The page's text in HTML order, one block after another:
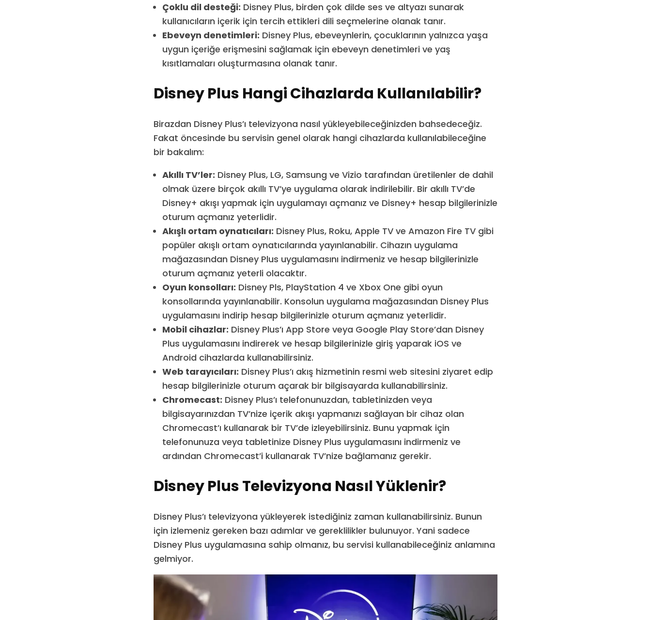
Çoklu dil desteği: Disney Plus, birden çok dilde ses ve altyazı sunarak
kullanıcıların içerik için tercih ettikleri dili seçmelerine olanak tanır.
Ebeveyn denetimleri: Disney Plus, ebeveynlerin, çocuklarının yalnızca yaşa
uygun içeriğe erişmesini sağlamak için ebeveyn denetimleri ve yaş
kısıtlamaları oluşturmasına olanak tanır.
Disney Plus Hangi Cihazlarda Kullanılabilir?
Birazdan Disney Plus’ı televizyona nasıl yükleyebileceğinizden bahsedeceğiz.
Fakat öncesinde bu servisin genel olarak hangi cihazlarda kullanılabileceğine
bir bakalım:
Akıllı TV’ler: Disney Plus, LG, Samsung ve Vizio tarafından üretilenler de dahil
olmak üzere birçok akıllı TV’ye uygulama olarak indirilebilir. Bir akıllı TV’de
Disney+ akışı yapmak için uygulamayı açmanız ve Disney+ hesap bilgilerinizle
oturum açmanız yeterlidir.
Akışlı ortam oynatıcıları: Disney Plus, Roku, Apple TV ve Amazon Fire TV gibi
popüler akışlı ortam oynatıcılarında yayınlanabilir. Cihazın uygulama
mağazasından Disney Plus uygulamasını indirmeniz ve hesap bilgilerinizle
oturum açmanız yeterli olacaktır.
Oyun konsolları: Disney Pls, PlayStation 4 ve Xbox One gibi oyun
konsollarında yayınlanabilir. Konsolun uygulama mağazasından Disney Plus
uygulamasını indirip hesap bilgilerinizle oturum açmanız yeterlidir.
Mobil cihazlar: Disney Plus’ı App Store veya Google Play Store’dan Disney
Plus uygulamasını indirerek ve hesap bilgilerinizle giriş yaparak iOS ve
Android cihazlarda kullanabilirsiniz.
Web tarayıcıları: Disney Plus’ı akış hizmetinin resmi web sitesini ziyaret edip
hesap bilgilerinizle oturum açarak bir bilgisayarda kullanabilirsiniz.
Chromecast: Disney Plus’ı telefonunuzdan, tabletinizden veya
bilgisayarınızdan TV’nize içerik akışı yapmanızı sağlayan bir cihaz olan
Chromecast’ı kullanarak bir TV’de izleyebilirsiniz. Bunu yapmak için
telefonunuza veya tabletinize Disney Plus uygulamasını indirmeniz ve
ardından Chromecast’i kullanarak TV’nize bağlamanız gerekir.
Disney Plus Televizyona Nasıl Yüklenir?
Disney Plus’ı televizyona yükleyerek istediğiniz zaman kullanabilirsiniz. Bunun
için izlemeniz gereken bazı adımlar ve gereklilikler bulunuyor. Yani sadece
Disney Plus uygulamasına sahip olmanız, bu servisi kullanabileceğiniz anlamına
gelmiyor.